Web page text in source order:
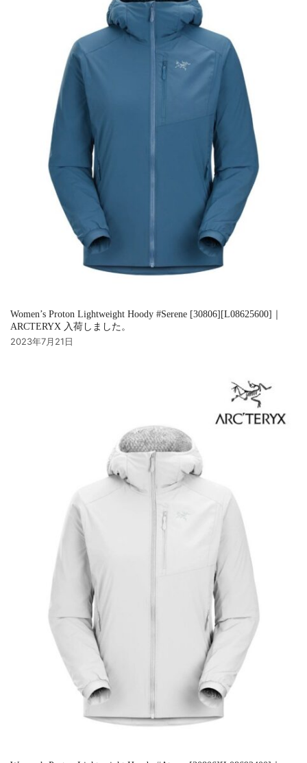
Women’s Proton Lightweight Hoody #Serene [30806][L08625600]｜
ARCTERYX 入荷しました。
2023年7月21日